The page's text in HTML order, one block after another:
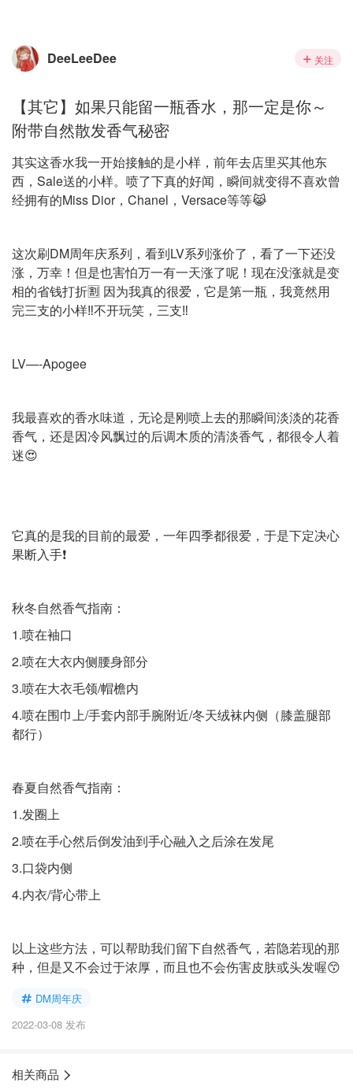
DeeLeeDee 关注
【其它】如果只能留一瓶香水，那一定是你～
附带自然散发香气秘密
其实这香水我一开始接触的是小样，前年去店里买其他东
西，Sale送的小样。喷了下真的好闻，瞬间就变得不喜欢曾
经拥有的Miss Dior，Chanel，Versace等等😹
这次刷DM周年庆系列，看到LV系列涨价了，看了一下还没
涨，万幸！但是也害怕万一有一天涨了呢！现在没涨就是变
相的省钱打折🈹️ 因为我真的很爱，它是第一瓶，我竟然用
完三支的小样‼️不开玩笑，三支‼️
LV—-Apogee
我最喜欢的香水味道，无论是刚喷上去的那瞬间淡淡的花香
香气，还是因冷风飘过的后调木质的清淡香气，都很令人着
迷😍
它真的是我的目前的最爱，一年四季都很爱，于是下定决心
果断入手❗️
秋冬自然香气指南：
1.喷在袖口
2.喷在大衣内侧腰身部分
3.喷在大衣毛领/帽檐内
4.喷在围巾上/手套内部手腕附近/冬天绒袜内侧（膝盖腿部
都行）
春夏自然香气指南：
1.发圈上
2.喷在手心然后倒发油到手心融入之后涂在发尾
3.口袋内侧
4.内衣/背心带上
以上这些方法，可以帮助我们留下自然香气，若隐若现的那
种，但是又不会过于浓厚，而且也不会伤害皮肤或头发喔😙
DM周年庆
2022-03-08 发布
相关商品